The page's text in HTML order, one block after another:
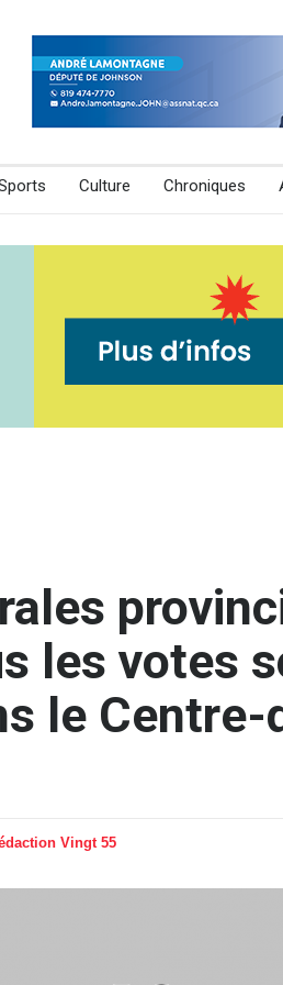
Culture Chroniques
les votes
le Centre-
Vingt 55